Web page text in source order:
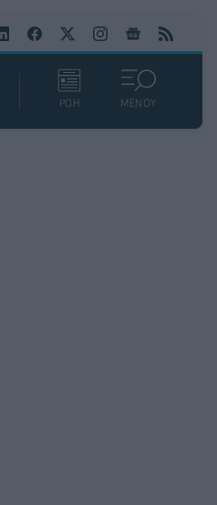
ΡΟΗ ΜΕΝΟΥ